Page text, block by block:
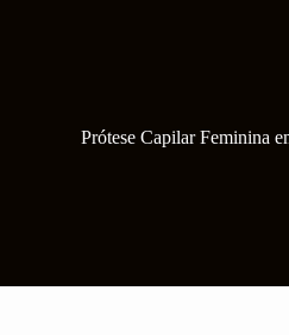
Prótese Capilar Feminina